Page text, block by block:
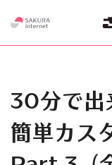
30分で
簡単カス